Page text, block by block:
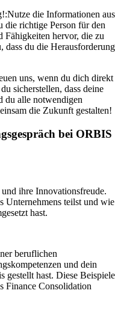
Nutze die Informationen aus
die richtige Person für den
Fähigkeiten hervor, die zu
dass du die Herausforderung
uns, wenn du dich direkt
sicherstellen, dass deine
du alle notwendigen
die Zukunft gestalten!
bei ORBIS
ihre Innovationsfreude.
Unternehmens teilst und wie
hast.
beruflichen
und dein
gestellt hast. Diese Beispiele
Finance Consolidation